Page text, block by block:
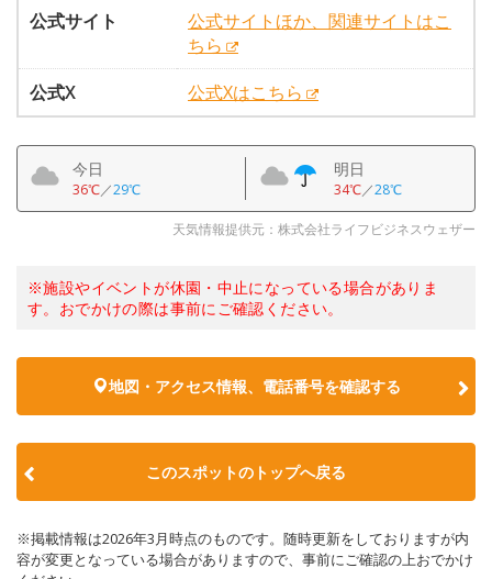
公式サイト
公式サイトほか、関連サイトはこ
ちら
公式X
公式Xはこちら
今日
36℃／29℃
明日
34℃／28℃
天気情報提供元：株式会社ライフビジネスウェザー
※施設やイベントが休園・中止になっている場合がありま
す。おでかけの際は事前にご確認ください。
地図・アクセス情報、電話番号を確認する
このスポットのトップへ戻る
※掲載情報は2026年3月時点のものです。随時更新をしておりますが内
容が変更となっている場合がありますので、事前にご確認の上おでかけ